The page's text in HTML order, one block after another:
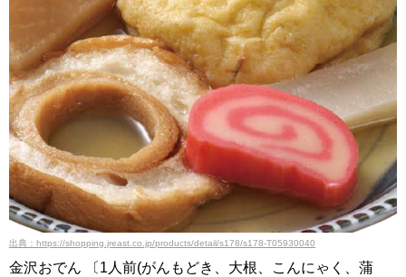
出典：https://shopping.jreast.co.jp/products/detail/s178/s178-T05930040
金沢おでん 〔1人前(がんもどき、大根、こんにゃく、蒲